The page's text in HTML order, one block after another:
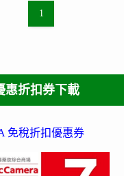
1
惠折扣券下載
免稅折扣優惠券